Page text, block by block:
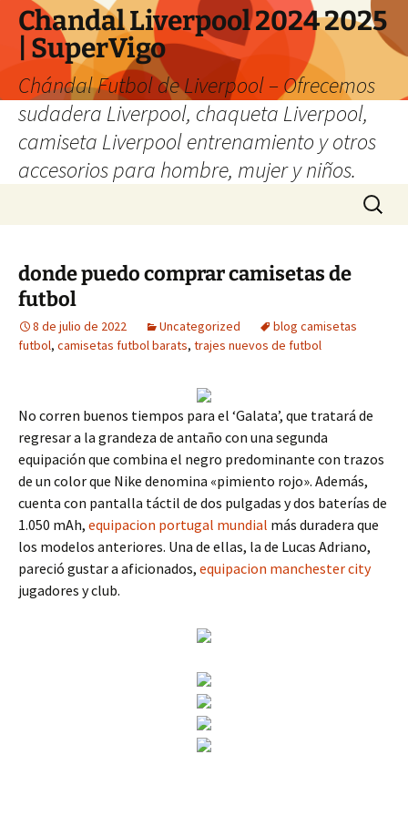
Chandal Liverpool 2024 2025
| SuperVigo
Chándal Futbol de Liverpool – Ofrecemos
sudadera Liverpool, chaqueta Liverpool,
camiseta Liverpool entrenamiento y otros
accesorios para hombre, mujer y niños.
Buscar:
donde puedo comprar camisetas de
futbol
8 de julio de 2022 Uncategorized
blog camisetas
futbol, camisetas futbol barats, trajes nuevos de futbol
No corren buenos tiempos para el ‘Galata’, que tratará de
regresar a la grandeza de antaño con una segunda
equipación que combina el negro predominante con trazos
de un color que Nike denomina «pimiento rojo». Además,
cuenta con pantalla táctil de dos pulgadas y dos baterías de
1.050 mAh, equipacion portugal mundial más duradera que
los modelos anteriores. Una de ellas, la de Lucas Adriano,
pareció gustar a aficionados, equipacion manchester city
jugadores y club.